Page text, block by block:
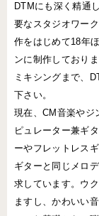
DTMにも深く精通
要なスタジオワー
作をはじめて18年
ンに制作しており
ミキシングまで、
下さい。
現在、CM音楽やジ
ピュレーター兼ギ
ーやフレットレス
ギターと同じメロ
求しています。ウ
ますし、かわいい